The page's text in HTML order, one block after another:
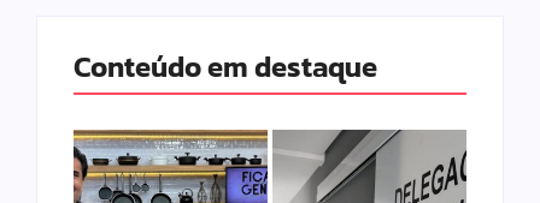
Conteúdo em destaque